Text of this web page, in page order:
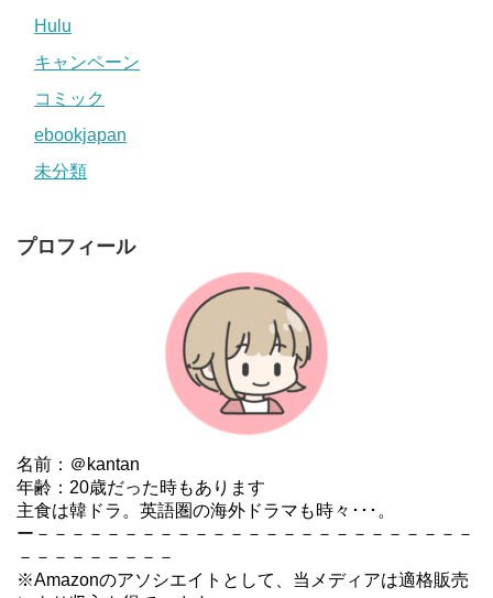
Hulu
キャンペーン
コミック
ebookjapan
未分類
プロフィール
名前：＠kantan
年齢：20歳だった時もあります
主食は韓ドラ。英語圏の海外ドラマも時々･･･。
ー－－－－－－－－－－－－－－－－－－－－－－－－－
－－－－－－－－－
※Amazonのアソシエイトとして、当メディアは適格販売